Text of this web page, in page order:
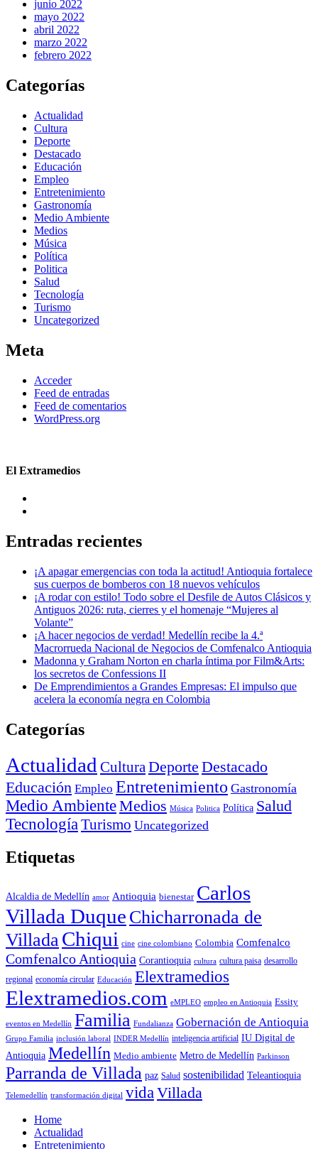
junio 2022
mayo 2022
abril 2022
marzo 2022
febrero 2022
Categorías
Actualidad
Cultura
Deporte
Destacado
Educación
Empleo
Entretenimiento
Gastronomía
Medio Ambiente
Medios
Música
Política
Politica
Salud
Tecnología
Turismo
Uncategorized
Meta
Acceder
Feed de entradas
Feed de comentarios
WordPress.org
El Extramedios
Entradas recientes
¡A apagar emergencias con toda la actitud! Antioquia fortalece
sus cuerpos de bomberos con 18 nuevos vehículos
¡A rodar con estilo! Todo sobre el Desfile de Autos Clásicos y
Antiguos 2026: ruta, cierres y el homenaje “Mujeres al
Volante”
¡A hacer negocios de verdad! Medellín recibe la 4.ª
Macrorrueda Nacional de Negocios de Comfenalco Antioquia
Madonna y Graham Norton en charla íntima por Film&Arts:
los secretos de Confessions II
De Emprendimientos a Grandes Empresas: El impulso que
acelera la economía negra en Colombia
Categorías
Actualidad CulturaDeporte Destacado
Educación Empleo Entretenimiento Gastronomía
Medio AmbienteMedios Música Politica Política Salud
Tecnología Turismo Uncategorized
Etiquetas
Alcaldia de Medellín amor Antioquia bienestar Carlos
Villada Duque Chicharronada de
Villada Chiqui cine cine colombiano Colombia Comfenalco
Comfenalco Antioquia Corantioquia cultura cultura paisa desarrollo
regional economía circular Educación Elextramedios
Elextramedios.com eMPLEO empleo en Antioquia Essity
eventos en Medellín Familia Fundalianza Gobernación de Antioquia
Grupo Familia inclusión laboral INDER Medellín inteligencia artificial IU Digital de
Antioquia Medellín Medio ambiente Metro de Medellín Parkinson
Parranda de Villada paz Salud sostenibilidad Teleantioquia
Telemedellín transformación digital vida Villada
Home
Actualidad
Entretenimiento